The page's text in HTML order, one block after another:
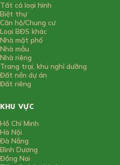
Tất cả loại hình
Biệt thự
Căn hộ/Chung cư
Loại BĐS khác
Nhà mặt phố
Nhà mẫu
Nhà riêng
Trang trại, khu nghỉ dưỡng
Đất nền dự án
Đất riêng
KHU VỰC
Hồ Chí Minh
Hà Nội
Đà Nẵng
Bình Dương
Đồng Nai